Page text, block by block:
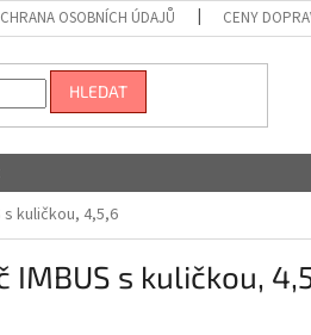
OSOBNÍCH ÚDAJŮ CENY
HLEDAT
s kuličkou, 4,5,6
IMBUS s kuličkou,